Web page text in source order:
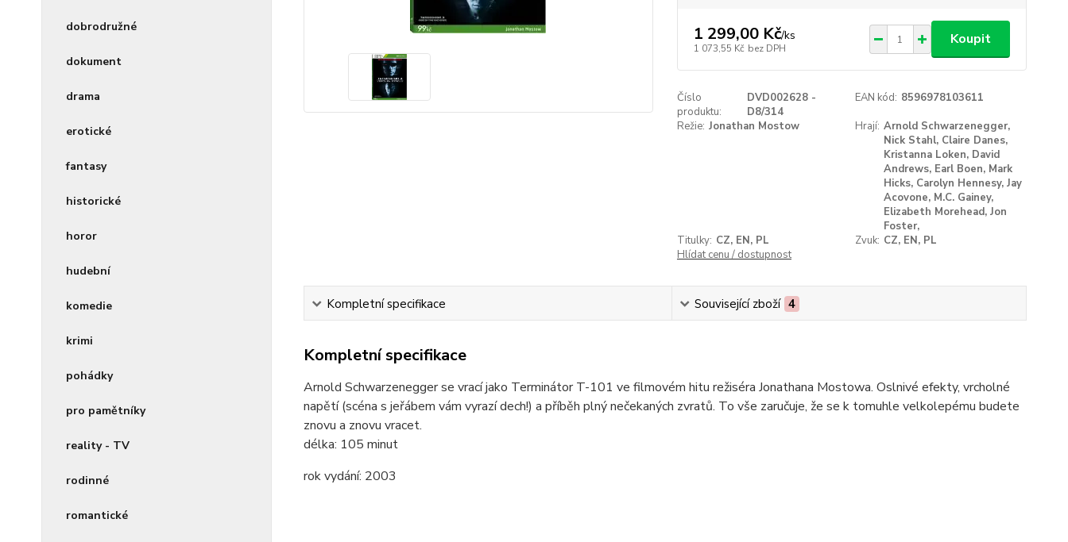
dobrodružné
dokument
drama
erotické
fantasy
historické
horor
hudební
komedie
krimi
pohádky
pro pamětníky
reality - TV
rodinné
romantické
1 299,00 Kč/ks
1 073,55 Kč bez DPH
Koupit
Číslo
produktu:
DVD002628 -
D8/314
EAN kód: 8596978103611
Režie: Jonathan Mostow Hrají: Arnold Schwarzenegger,
Nick Stahl, Claire Danes,
Kristanna Loken, David
Andrews, Earl Boen, Mark
Hicks, Carolyn Hennesy, Jay
Acovone, M.C. Gainey,
Elizabeth Morehead, Jon
Foster,
Titulky: CZ, EN, PL Zvuk: CZ, EN, PL
Hlídat cenu / dostupnost
Kompletní specifikace Související zboží 4
Kompletní specifikace
Arnold Schwarzenegger se vrací jako Terminátor T-101 ve filmovém hitu režiséra Jonathana Mostowa. Oslnivé efekty, vrcholné
napětí (scéna s jeřábem vám vyrazí dech!) a příběh plný nečekaných zvratů. To vše zaručuje, že se k tomuhle velkolepému budete
znovu a znovu vracet.
délka: 105 minut
rok vydání: 2003